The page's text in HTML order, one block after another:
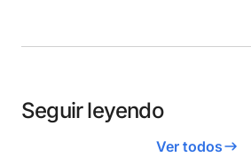
Seguir leyendo
Ver todos